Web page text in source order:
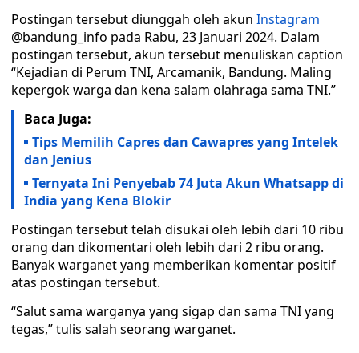
Postingan tersebut diunggah oleh akun Instagram
@bandung_info pada Rabu, 23 Januari 2024. Dalam
postingan tersebut, akun tersebut menuliskan caption
“Kejadian di Perum TNI, Arcamanik, Bandung. Maling
kepergok warga dan kena salam olahraga sama TNI.”
Baca Juga:
Tips Memilih Capres dan Cawapres yang Intelek
dan Jenius
Ternyata Ini Penyebab 74 Juta Akun Whatsapp di
India yang Kena Blokir
Postingan tersebut telah disukai oleh lebih dari 10 ribu
orang dan dikomentari oleh lebih dari 2 ribu orang.
Banyak warganet yang memberikan komentar positif
atas postingan tersebut.
“Salut sama warganya yang sigap dan sama TNI yang
tegas,” tulis salah seorang warganet.